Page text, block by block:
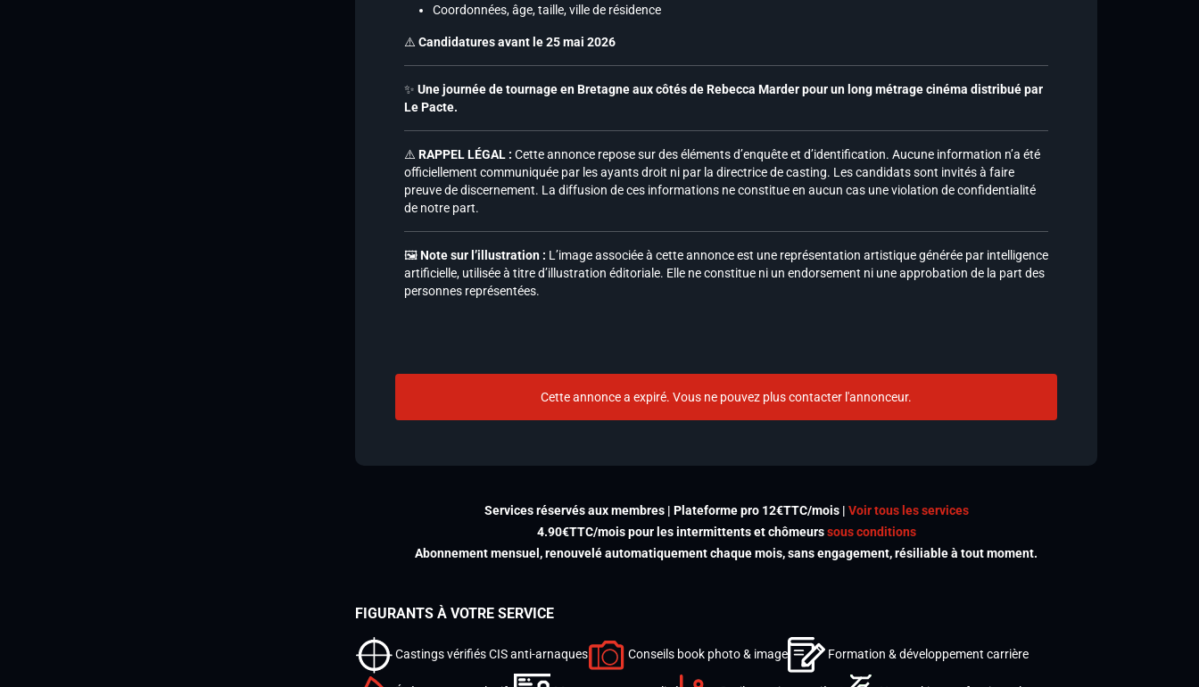
Coordonnées, âge, taille, ville de résidence
⚠️ Candidatures avant le 25 mai 2026
✨ Une journée de tournage en Bretagne aux côtés de Rebecca Marder pour un long métrage cinéma distribué par
Le Pacte.
⚠️ RAPPEL LÉGAL : Cette annonce repose sur des éléments d’enquête et d’identification. Aucune information n’a été
officiellement communiquée par les ayants droit ni par la directrice de casting. Les candidats sont invités à faire
preuve de discernement. La diffusion de ces informations ne constitue en aucun cas une violation de confidentialité
de notre part.
🖼️Note sur l’illustration : L’image associée à cette annonce est une représentation artistique générée par intelligence
artificielle, utilisée à titre d’illustration éditoriale. Elle ne constitue ni un endorsement ni une approbation de la part des
personnes représentées.
Cette annonce a expiré. Vous ne pouvez plus contacter l'annonceur.
Services réservés aux membres | Plateforme pro 12€TTC/mois | Voir tous les services
4.90€TTC/mois pour les intermittents et chômeurssous conditions
Abonnement mensuel, renouvelé automatiquement chaque mois, sans engagement, résiliable à tout moment.
FIGURANTS À VOTRE SERVICE
Castings vérifiés CIS anti-arnaques Conseils book photo & image Formation & développement carrière